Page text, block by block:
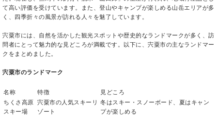
て高い評価を受けています。また、登山やキャンプが楽しめる山岳エリアが多
く、四季折々の風景が訪れる人々を魅了しています。
宍粟市には、自然を活かした観光スポットや歴史的なランドマークが多く、訪
問者にとって魅力的な見どころが満載です。以下に、宍粟市の主なランドマー
クをまとめました。
宍粟市のランドマーク
名称 特徴
見どころ
ちくさ高原
スキー場
宍粟市の人気スキーリ
ゾート
冬はスキー・スノーボード、夏はキャン
プが楽しめる